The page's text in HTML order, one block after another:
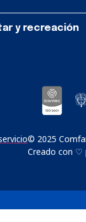
y recreación
© 2025
Creado con ♡